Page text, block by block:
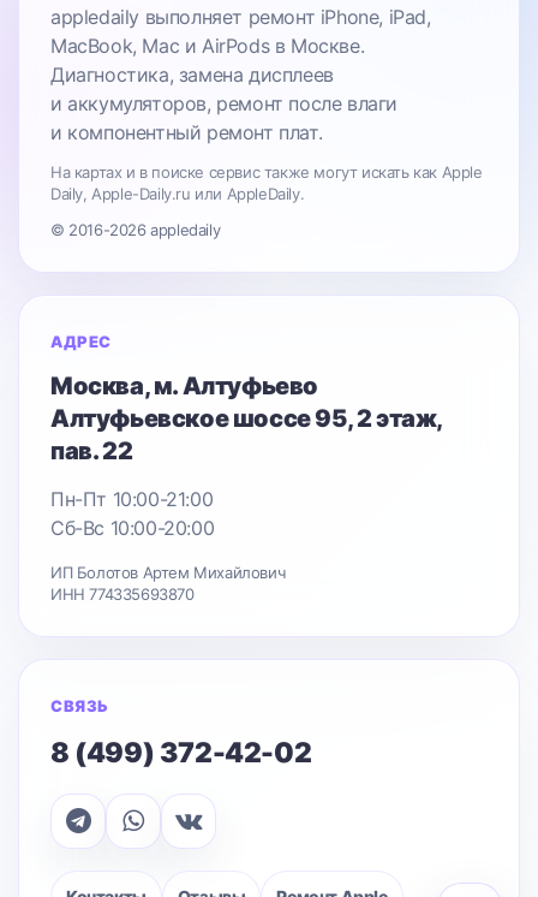
appledaily выполняет ремонт iPhone, iPad,
MacBook, Mac и AirPods в Москве.
Диагностика, замена дисплеев
и аккумуляторов, ремонт после влаги
и компонентный ремонт плат.
На картах и в поиске сервис также могут искать как Apple
Daily, Apple-Daily.ru или AppleDaily.
© 2016-2026 appledaily
АДРЕС
Москва, м. Алтуфьево
Алтуфьевское шоссе 95, 2 этаж,
пав. 22
Пн-Пт 10:00-21:00
Сб-Вс 10:00-20:00
ИП Болотов Артем Михайлович
ИНН 774335693870
СВЯЗЬ
8 (499) 372-42-02